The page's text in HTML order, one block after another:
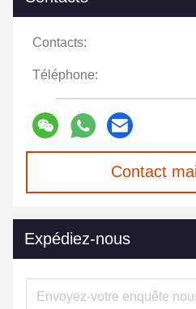
Contacts:
Téléphone:
Contact
Expédiez-nous